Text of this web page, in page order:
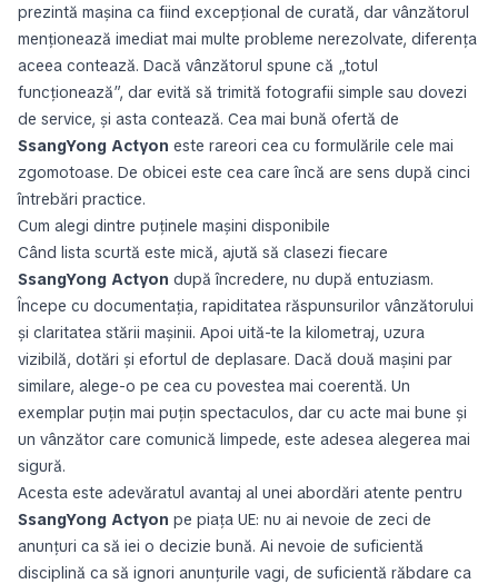
prezintă mașina ca fiind excepțional de curată, dar vânzătorul
menționează imediat mai multe probleme nerezolvate, diferența
aceea contează. Dacă vânzătorul spune că „totul
funcționează”, dar evită să trimită fotografii simple sau dovezi
de service, și asta contează. Cea mai bună ofertă de
SsangYong Actyon este rareori cea cu formulările cele mai
zgomotoase. De obicei este cea care încă are sens după cinci
întrebări practice.
Cum alegi dintre puținele mașini disponibile
Când lista scurtă este mică, ajută să clasezi fiecare
SsangYong Actyon după încredere, nu după entuziasm.
Începe cu documentația, rapiditatea răspunsurilor vânzătorului
și claritatea stării mașinii. Apoi uită-te la kilometraj, uzura
vizibilă, dotări și efortul de deplasare. Dacă două mașini par
similare, alege-o pe cea cu povestea mai coerentă. Un
exemplar puțin mai puțin spectaculos, dar cu acte mai bune și
un vânzător care comunică limpede, este adesea alegerea mai
sigură.
Acesta este adevăratul avantaj al unei abordări atente pentru
SsangYong Actyon pe piața UE: nu ai nevoie de zeci de
anunțuri ca să iei o decizie bună. Ai nevoie de suficientă
disciplină ca să ignori anunțurile vagi, de suficientă răbdare ca